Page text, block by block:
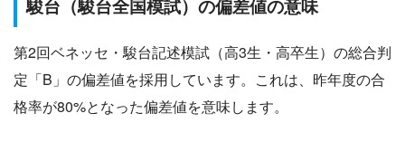
駿台（駿台全国模試）の偏差値の意味
第2回ベネッセ・駿台記述模試（高3生・高卒生）の総合判
定「B」の偏差値を採用しています。これは、昨年度の合
格率が80%となった偏差値を意味します。